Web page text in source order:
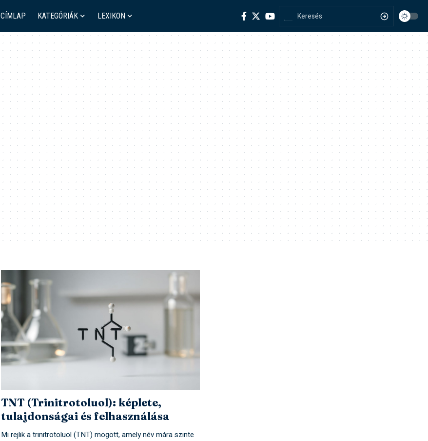
CÍMLAP KATEGÓRIÁK LEXIKON
TNT (Trinitrotoluol): képlete,
tulajdonságai és felhasználása
Mi rejlik a trinitrotoluol (TNT) mögött, amely név mára szinte